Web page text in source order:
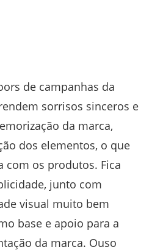
de campanhas da
sorrisos sinceros e
da marca,
dos elementos, o que
com os produtos. Fica
junto com
visual muito bem
base e apoio para a
da marca. Ouso